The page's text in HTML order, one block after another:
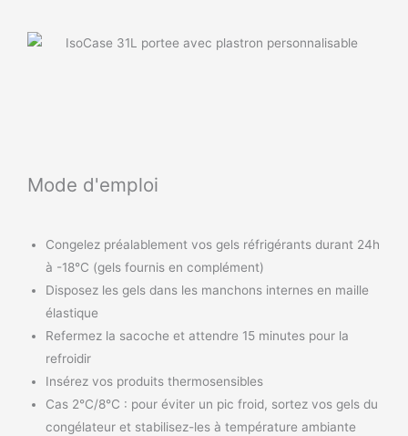
Mode d'emploi
Congelez préalablement vos gels réfrigérants durant 24h
à -18°C (gels fournis en complément)
Disposez les gels dans les manchons internes en maille
élastique
Refermez la sacoche et attendre 15 minutes pour la
refroidir
Insérez vos produits thermosensibles
Cas 2°C/8°C : pour éviter un pic froid, sortez vos gels du
congélateur et stabilisez-les à température ambiante